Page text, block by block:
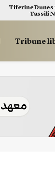
Tiferine Dunes
Tassili